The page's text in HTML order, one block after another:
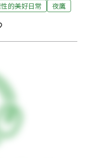
的美好日常 夜鷹